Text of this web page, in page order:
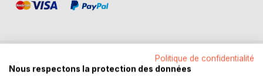
DESCRIPTION
Politique de confidentialité
Nous respectons la protection des données